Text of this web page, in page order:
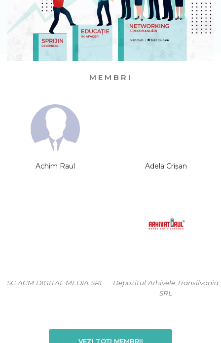
MEMBRI
Achim Raul
SC ACM DIGITAL MEDIA SRL
Adela Crișan
Depozitul Arhivele Transilvania
SRL
VEZI TOȚI MEMBRII